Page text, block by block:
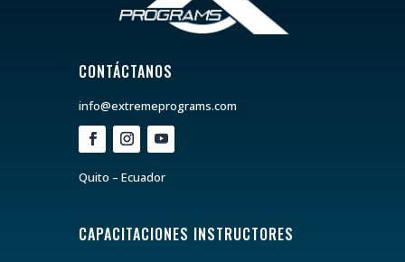
CONTÁCTANOS
info@extremeprograms.com
Quito – Ecuador
CAPACITACIONES INSTRUCTORES